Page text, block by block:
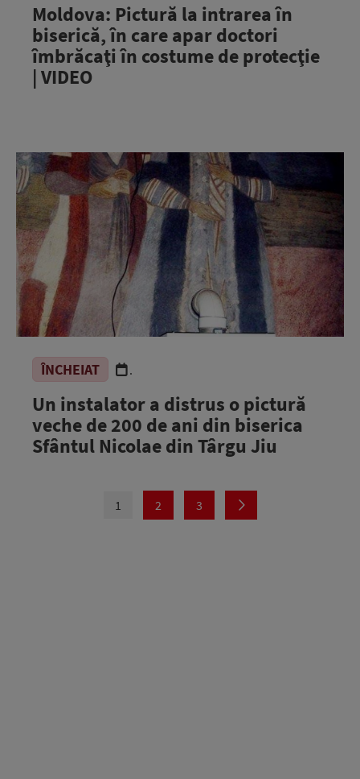
Moldova: Pictură la intrarea în
biserică, în care apar doctori
îmbrăcaţi în costume de protecţie
| VIDEO
ÎNCHEIAT .
Un instalator a distrus o pictură
veche de 200 de ani din biserica
Sfântul Nicolae din Târgu Jiu
1 2 3